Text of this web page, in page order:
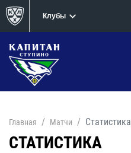
Клубы
Главная Матчи Статистика
СТАТИСТИКА